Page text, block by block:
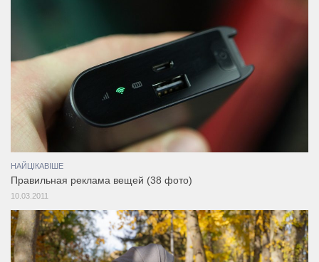
НАЙЦІКАВІШЕ
Правильная реклама вещей (38 фото)
10.03.2011